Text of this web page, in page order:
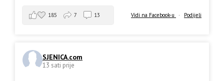
Vidi na Facebook-u · Podijeli
185 7 13
SJENICA.com
13 sati prije